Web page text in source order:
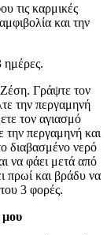
τις καρμικές
και την
ημέρες.
Γράψτε τον
την περγαμηνή
τον αγιασμό
περγαμηνή και
διαβασμένο νερό
να φάει μετά από
πρωί και βράδυ να
3 φορές.